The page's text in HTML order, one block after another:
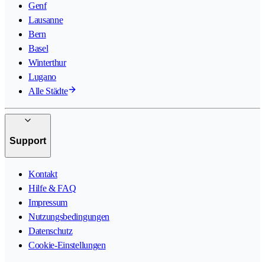
Genf
Lausanne
Bern
Basel
Winterthur
Lugano
Alle Städte
Support
Kontakt
Hilfe & FAQ
Impressum
Nutzungsbedingungen
Datenschutz
Cookie-Einstellungen